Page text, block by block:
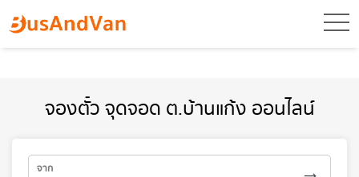
จองตั๋ว จุดจอด ต.บ้านแก้ง ออนไลน์
จาก